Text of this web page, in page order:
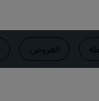
العروض